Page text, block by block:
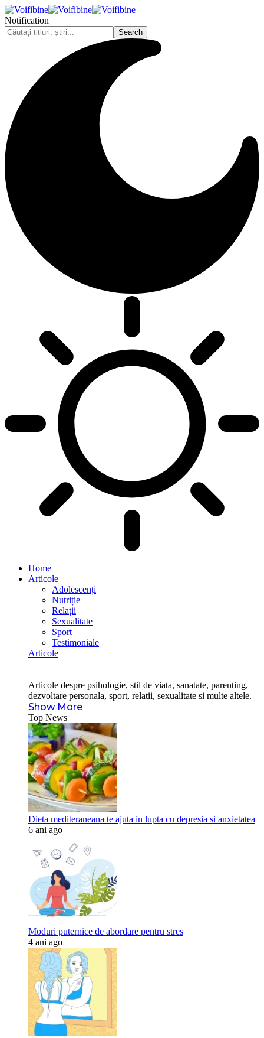
Notification
Home
Articole
Adolescenți
Nutriție
Relații
Sexualitate
Sport
Testimoniale
Articole
Articole despre psihologie, stil de viata, sanatate, parenting,
dezvoltare personala, sport, relatii, sexualitate si multe altele.
Show More
Top News
Dieta mediteraneana te ajuta in lupta cu depresia si anxietatea
6 ani ago
Moduri puternice de abordare pentru stres
4 ani ago